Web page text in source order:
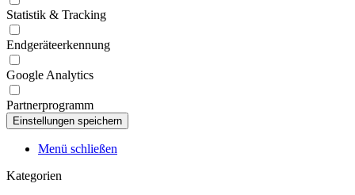
Statistik & Tracking
Endgeräteerkennung
Google Analytics
Partnerprogramm
Menü schließen
Kategorien